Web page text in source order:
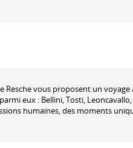
Resche vous proposent un
eux : Bellini, Tosti,
humaines, des moments